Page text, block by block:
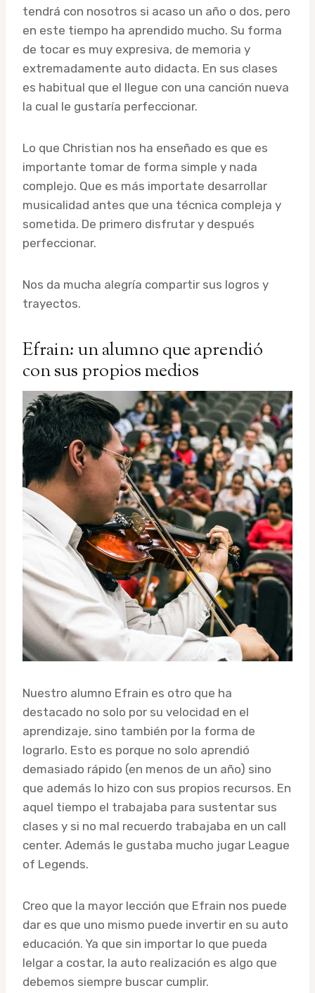
tendrá con nosotros si acaso un año o dos, pero
en este tiempo ha aprendido mucho. Su forma
de tocar es muy expresiva, de memoria y
extremadamente auto didacta. En sus clases
es habitual que el llegue con una canción nueva
la cual le gustaría perfeccionar.
Lo que Christian nos ha enseñado es que es
importante tomar de forma simple y nada
complejo. Que es más importate desarrollar
musicalidad antes que una técnica compleja y
sometida. De primero disfrutar y después
perfeccionar.
Nos da mucha alegría compartir sus logros y
trayectos.
Efrain: un alumno que aprendió
con sus propios medios
Nuestro alumno Efrain es otro que ha
destacado no solo por su velocidad en el
aprendizaje, sino también por la forma de
lograrlo. Esto es porque no solo aprendió
demasiado rápido (en menos de un año) sino
que además lo hizo con sus propios recursos. En
aquel tiempo el trabajaba para sustentar sus
clases y si no mal recuerdo trabajaba en un call
center. Además le gustaba mucho jugar League
of Legends.
Creo que la mayor lección que Efrain nos puede
dar es que uno mismo puede invertir en su auto
educación. Ya que sin importar lo que pueda
lelgar a costar, la auto realización es algo que
debemos siempre buscar cumplir.